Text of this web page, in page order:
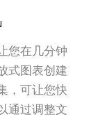
您在几分钟
式图表创建
，可让您快
通过调整文